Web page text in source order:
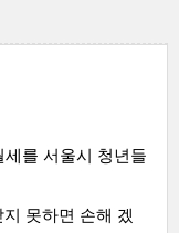
를 서울시 청년들
못하면 손해 겠